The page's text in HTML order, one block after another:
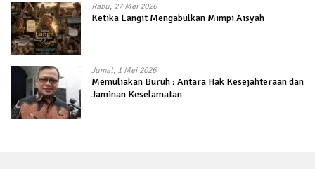
Rabu, 27 Mei 2026
Ketika Langit Mengabulkan Mimpi Aisyah
Jumat, 1 Mei 2026
Memuliakan Buruh : Antara Hak Kesejahteraan dan
Jaminan Keselamatan